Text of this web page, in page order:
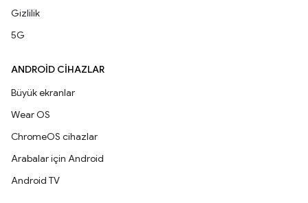
Gizlilik
5G
ANDROID CIHAZLAR
Büyük ekranlar
Wear OS
ChromeOS cihazlar
Arabalar için Android
Android TV